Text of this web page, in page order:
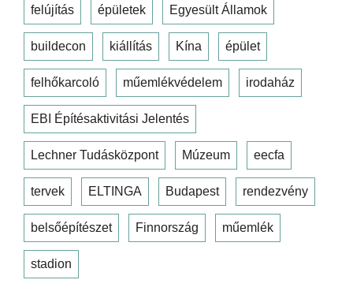
felújítás épületek Egyesült Államok
buildecon kiállítás Kína épület
felhőkarcoló műemlékvédelem irodaház
EBI Építésaktivitási Jelentés
Lechner Tudásközpont Múzeum eecfa
tervek ELTINGA Budapest rendezvény
belsőépítészet Finnország műemlék
stadion